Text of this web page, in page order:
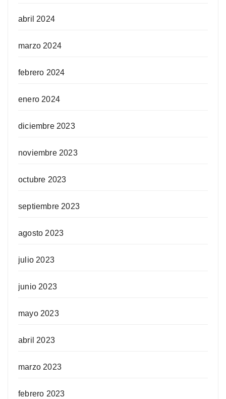
abril 2024
marzo 2024
febrero 2024
enero 2024
diciembre 2023
noviembre 2023
octubre 2023
septiembre 2023
agosto 2023
julio 2023
junio 2023
mayo 2023
abril 2023
marzo 2023
febrero 2023